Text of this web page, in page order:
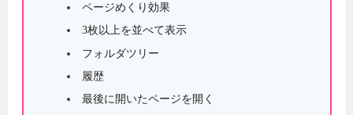
ページめくり効果
3枚以上を並べて表示
フォルダツリー
履歴
最後に開いたページを開く